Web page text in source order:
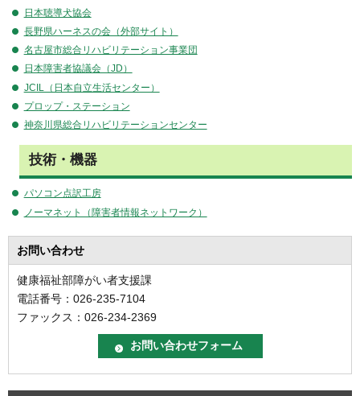
日本聴導犬協会
長野県ハーネスの会（外部サイト）
名古屋市総合リハビリテーション事業団
日本障害者協議会（JD）
JCIL（日本自立生活センター）
プロップ・ステーション
神奈川県総合リハビリテーションセンター
技術・機器
パソコン点訳工房
ノーマネット（障害者情報ネットワーク）
お問い合わせ
健康福祉部障がい者支援課
電話番号：026-235-7104
ファックス：026-234-2369